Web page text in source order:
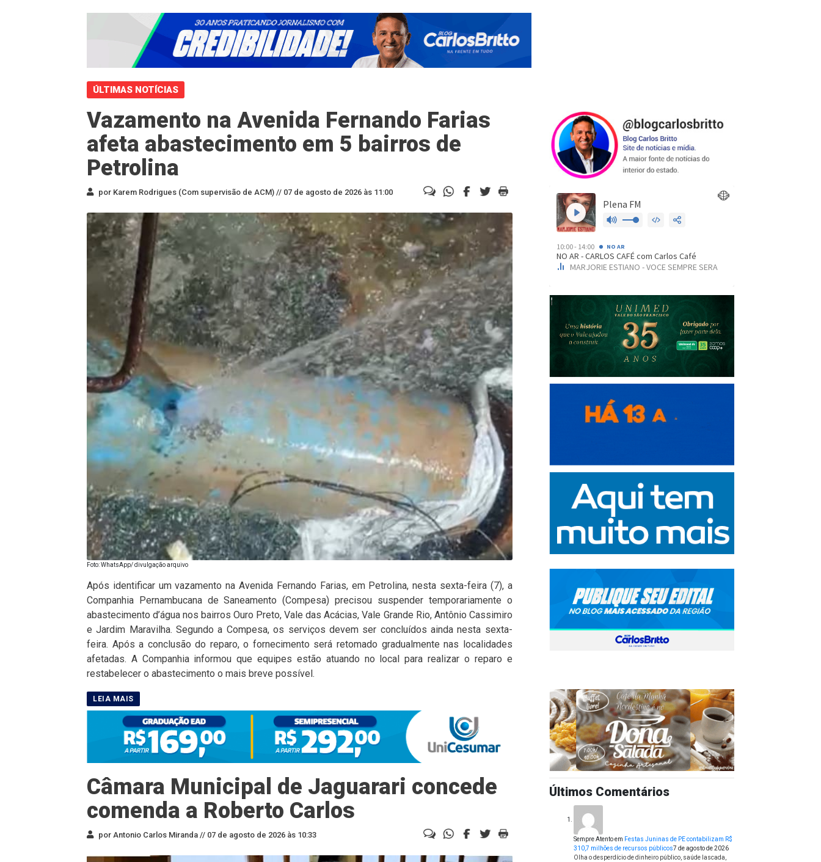
ÚLTIMAS NOTÍCIAS
Vazamento na Avenida Fernando Farias
afeta abastecimento em 5 bairros de
Petrolina
por Karem Rodrigues (Com supervisão de ACM) // 07 de agosto de 2026 às 11:00
Foto: WhatsApp/ divulgação arquivo
Após identificar um vazamento na Avenida Fernando Farias, em Petrolina, nesta sexta-feira (7), a
Companhia Pernambucana de Saneamento (Compesa) precisou suspender temporariamente o
abastecimento d’água nos bairros Ouro Preto, Vale das Acácias, Vale Grande Rio, Antônio Cassimiro
e Jardim Maravilha. Segundo a Compesa, os serviços devem ser concluídos ainda nesta sexta-
feira. Após a conclusão do reparo, o fornecimento será retomado gradualmente nas localidades
afetadas. A Companhia informou que equipes estão atuando no local para realizar o reparo e
restabelecer o abastecimento o mais breve possível.
Câmara Municipal de Jaguarari concede
comenda a Roberto Carlos
por Antonio Carlos Miranda // 07 de agosto de 2026 às 10:33
Últimos Comentários
Sempre Atentoem Festas Juninas de PE contabilizam R$
310,7 milhões de recursos públicos7 de agosto de 2026
Olha o desperdício de dinheiro público, saúde lascada,